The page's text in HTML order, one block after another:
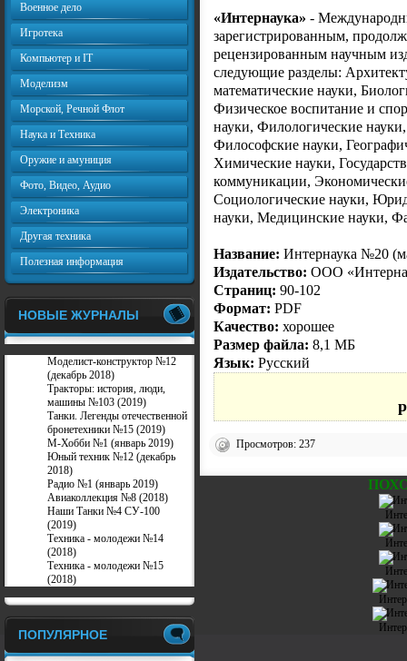
«Интернаука» -
зарегистрированным,
рецензированным научным
следующие разделы:
математические науки,
Физическое воспитание и
науки, Филологические
Философские науки,
Химические науки,
коммуникации,
Социологические науки,
науки, Медицинские науки,
Название: Интернаука №20
Издательство: ООО
Страниц: 90-102
Формат: PDF
Качество: хорошее
Размер файла: 8,1 МБ
Язык: Русский
Просмотров: 237
Военное дело
Игротека
Компьютер и IT
Моделизм
Морской, Речной Флот
Наука и Техника
Оружие и амуниция
Фото, Видео, Аудио
Электроника
Другая техника
Полезная информация
НОВЫЕ ЖУРНАЛЫ
Моделист-конструктор №12
(декабрь 2018)
Тракторы: история, люди,
машины №103 (2019)
Танки. Легенды отечественной
бронетехники №15 (2019)
М-Хобби №1 (январь 2019)
Юный техник №12 (декабрь
2018)
Радио №1 (январь 2019)
Авиаколлекция №8 (2018)
Наши Танки №4 СУ-100
(2019)
Техника - молодежи №14
(2018)
Техника - молодежи №15
(2018)
ПОПУЛЯРНОЕ